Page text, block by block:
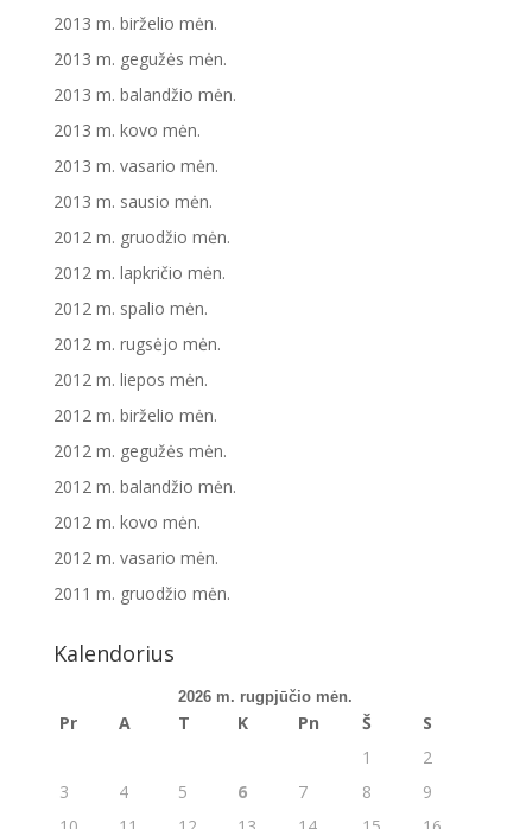
2013 m. birželio mėn.
2013 m. gegužės mėn.
2013 m. balandžio mėn.
2013 m. kovo mėn.
2013 m. vasario mėn.
2013 m. sausio mėn.
2012 m. gruodžio mėn.
2012 m. lapkričio mėn.
2012 m. spalio mėn.
2012 m. rugsėjo mėn.
2012 m. liepos mėn.
2012 m. birželio mėn.
2012 m. gegužės mėn.
2012 m. balandžio mėn.
2012 m. kovo mėn.
2012 m. vasario mėn.
2011 m. gruodžio mėn.
Kalendorius
2026 m. rugpjūčio mėn.
Pr A T K Pn Š
S
1
2
3
4 5 6 7 8
9